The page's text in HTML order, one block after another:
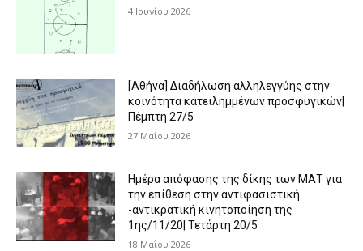
4 Ιουνίου 2026
[Αθήνα] Διαδήλωση αλληλεγγύης στην
κοινότητα κατειλημμένων προσφυγικών|
Πέμπτη 27/5
27 Μαΐου 2026
Ημέρα απόφασης της δίκης των ΜΑΤ για
την επίθεση στην αντιφασιστική
-αντικρατική κινητοποίηση της
1ης/11/20| Τετάρτη 20/5
18 Μαΐου 2026